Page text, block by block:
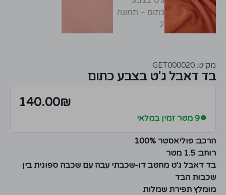
מק״ט: GET000020
בד דאבל ג'ט בצבע כתום
140.00₪
●9 מטר זמין במלאי
הרכב: פוליאסטר 100%
רוחב: 1.5 מטר
בד דאבל ג'ט מחטב דו-שכבתי עבה עם שכבה ספוגית בין
שכבות הבד
מומלץ תפירת שמלות